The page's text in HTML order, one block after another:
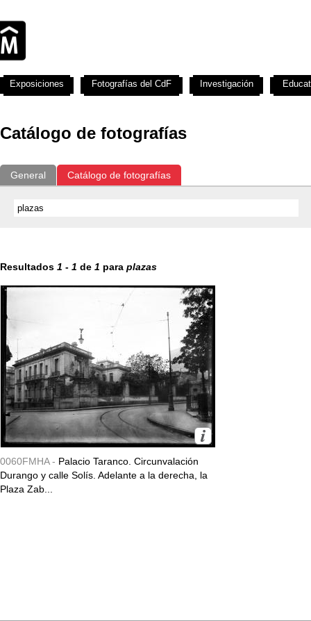
Catálogo de fotografías
General Catálogo de fotografías
Resultados 1 - 1 de 1 para plazas
0060FMHA - Palacio Taranco. Circunvalación
Durango y calle Solís. Adelante a la derecha, la
Plaza Zab...
Exposiciones Fotografías del CdF Investigación